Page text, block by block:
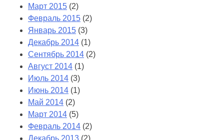
Март 2015 (2)
Февраль 2015 (2)
Январь 2015 (3)
Декабрь 2014 (1)
Сентябрь 2014 (2)
Август 2014 (1)
Июль 2014 (3)
Июнь 2014 (1)
Май 2014 (2)
Март 2014 (5)
Февраль 2014 (2)
Декабрь 2013 (2)